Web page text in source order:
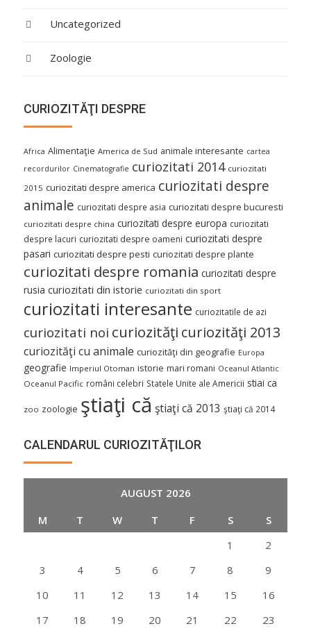
Uncategorized
Zoologie
CURIOZITĂŢI DESPRE
Africa Alimentaţie America de Sud animale interesante cartea
recordurilor Cinematografie curiozitati 2014 curiozitati
2015 curiozitati despre america curiozitati despre
animale curiozitati despre asia curiozitati despre bucuresti
curiozitati despre china curiozitati despre europa curiozitati
despre lacuri curiozitati despre oameni curiozitati despre
pasari curiozitati despre pesti curiozitati despre plante
curiozitati despre romania curiozitati despre
rusia curiozitati din istorie curiozitati din sport
curiozitati interesante curiozitatile de azi
curiozitati noi curiozităţi curiozităţi 2013
curiozităţi cu animale curiozităţi din geografie Europa
geografie Imperiul Otoman istorie mari romani Oceanul Atlantic
Oceanul Pacific români celebri Statele Unite ale Americii stiai ca
zoo zoologie ştiaţi că ştiaţi că 2013 ştiaţi că 2014
CALENDARUL CURIOZITĂŢILOR
AUGUST 2026
M
T W T F S
S
1
2
3
4 5 6 7 8
9
10
11 12 13 14 15
16
17
18 19 20 21 22 23